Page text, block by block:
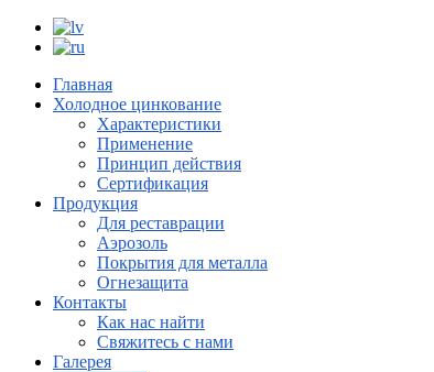
Главная
Холодное цинкование
Характеристики
Применение
Принцип действия
Сертификация
Продукция
Для реставрации
Аэрозоль
Покрытия для металла
Огнезащита
Контакты
Как нас найти
Свяжитесь с нами
Галерея